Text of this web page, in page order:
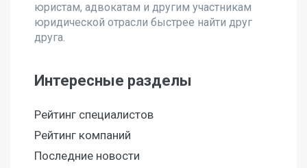
юристам, адвокатам и другим участникам
юридической отрасли быстрее найти друг
друга.
Интересные разделы
Рейтинг специалистов
Рейтинг компаний
Последние новости